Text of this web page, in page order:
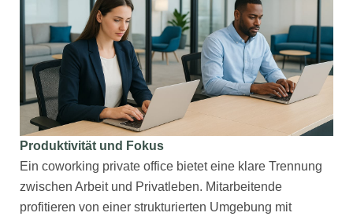
Produktivität und Fokus
Ein coworking private office bietet eine klare Trennung
zwischen Arbeit und Privatleben. Mitarbeitende
profitieren von einer strukturierten Umgebung mit